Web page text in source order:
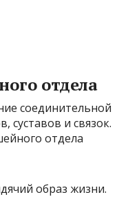
отдела
соединительной
суставов и связок.
отдела
образ жизни.